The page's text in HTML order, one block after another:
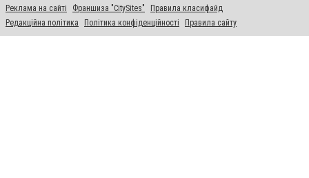
Реклама на сайті Франшиза "CitySites"
Правила класифайд
Редакційна політика
Політика конфіденційності Правила сайту